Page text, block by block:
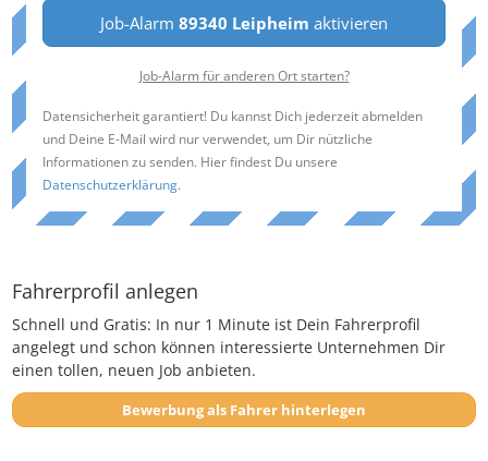
Job-Alarm 89340 Leipheim aktivieren
Job-Alarm für anderen Ort starten?
Datensicherheit garantiert! Du kannst Dich jederzeit abmelden
und Deine E-Mail wird nur verwendet, um Dir nützliche
Informationen zu senden. Hier findest Du unsere
Datenschutzerklärung.
Fahrerprofil anlegen
Schnell und Gratis: In nur 1 Minute ist Dein Fahrerprofil
angelegt und schon können interessierte Unternehmen Dir
einen tollen, neuen Job anbieten.
Bewerbung als Fahrer hinterlegen